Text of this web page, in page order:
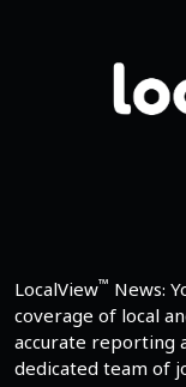
LocalView™ News:
coverage of local
accurate reporting
dedicated team of